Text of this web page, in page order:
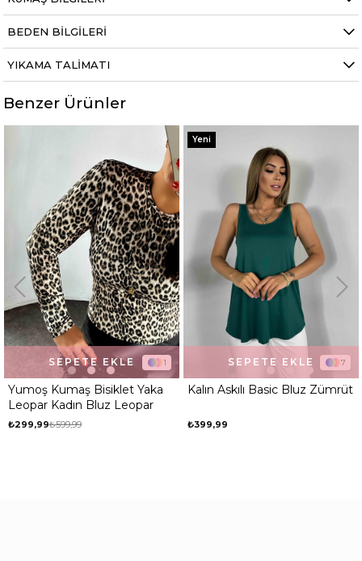
BEDEN BILGILERI
YIKAMA TALIMATI
Benzer Ürünler
Kalın Askılı Basic Bluz Zümrüt
₺399,99
SEPETE EKLE
Premium Kalite Yarı
₺199,99
SEPETE EKLE